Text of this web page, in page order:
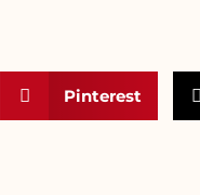
Pinterest